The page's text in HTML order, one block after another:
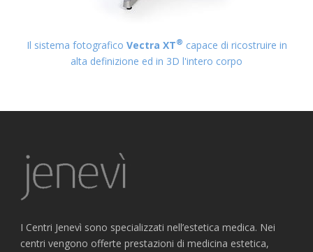
Il sistema fotografico Vectra XT® capace di ricostruire in
alta definizione ed in 3D l'intero corpo
I Centri Jenevì sono specializzati nell’estetica medica. Nei
centri vengono offerte prestazioni di medicina estetica,